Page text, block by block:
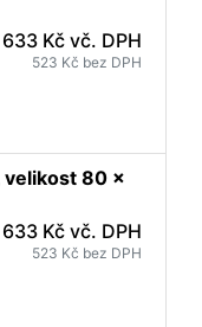
633 Kč vč. DPH
523 Kč bez DPH
velikost 80 x
633 Kč vč. DPH
523 Kč bez DPH